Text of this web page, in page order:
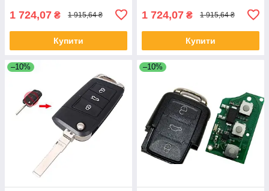
1 724,07 ₴ 1 915,64 ₴
Купити
1 724,07 ₴ 1 915,64 ₴
Купити
–10% –10%